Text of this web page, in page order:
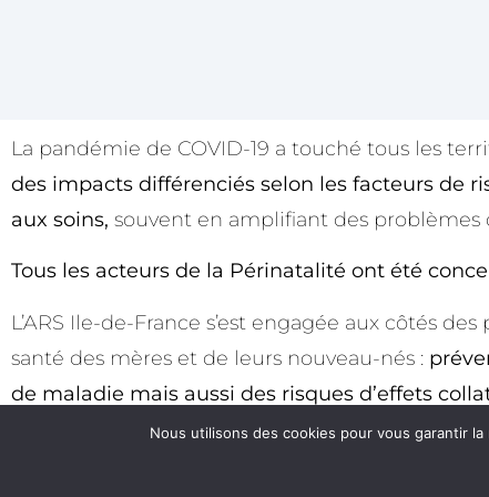
La pandémie de COVID-19 a touché tous les
des impacts différenciés selon les facteurs de
aux soins, souvent en amplifiant des problèmes
Tous les acteurs de la Périnatalité ont été
L’ARS Ile-de-France s’est engagée aux côtés
santé des mères et de leurs nouveau-nés :
de maladie mais aussi des risques d’effets
la persistance de la circulation virale.
Nous utilisons des cookies pour vous garantir